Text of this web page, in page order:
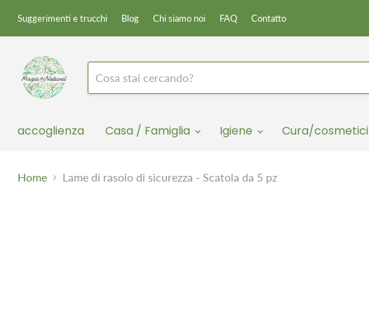
Suggerimenti e trucchi Blog Chi siamo noi FAQ Contatto
accoglienza Casa / Famiglia Igiene Cura/cosmetici
Home Lame di rasoio di sicurezza - Scatola da 5 pz